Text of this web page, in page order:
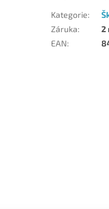
Kategorie:
Záruka:
2
EAN: